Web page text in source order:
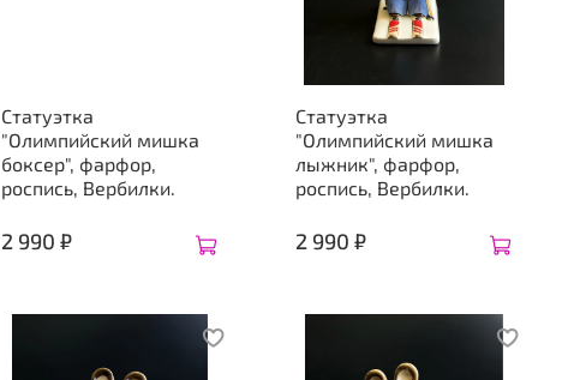
Статуэтка
"Олимпийский мишка
боксер", фарфор,
роспись, Вербилки.
2 990 ₽
Статуэтка
"Олимпийский мишка
лыжник", фарфор,
роспись, Вербилки.
2 990 ₽